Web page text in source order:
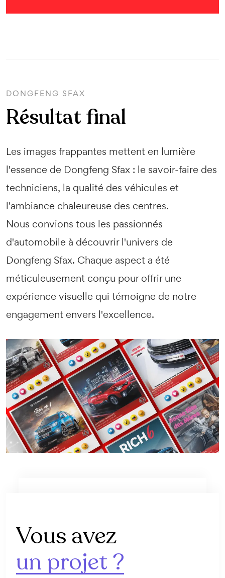
DONGFENG SFAX
Résultat final
Les images frappantes mettent en lumière
l'essence de Dongfeng Sfax : le savoir-faire des
techniciens, la qualité des véhicules et
l'ambiance chaleureuse des centres.
Nous convions tous les passionnés
d'automobile à découvrir l'univers de
Dongfeng Sfax. Chaque aspect a été
méticuleusement conçu pour offrir une
expérience visuelle qui témoigne de notre
engagement envers l'excellence.
Vous avez
un projet ?